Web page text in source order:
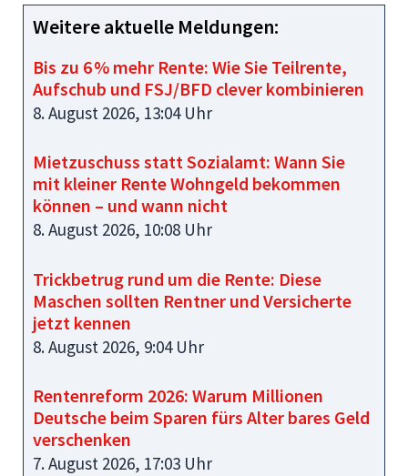
Weitere aktuelle Meldungen:
Bis zu 6 % mehr Rente: Wie Sie Teilrente,
Aufschub und FSJ/BFD clever kombinieren
8. August 2026, 13:04 Uhr
Mietzuschuss statt Sozialamt: Wann Sie
mit kleiner Rente Wohngeld bekommen
können – und wann nicht
8. August 2026, 10:08 Uhr
Trickbetrug rund um die Rente: Diese
Maschen sollten Rentner und Versicherte
jetzt kennen
8. August 2026, 9:04 Uhr
Rentenreform 2026: Warum Millionen
Deutsche beim Sparen fürs Alter bares Geld
verschenken
7. August 2026, 17:03 Uhr